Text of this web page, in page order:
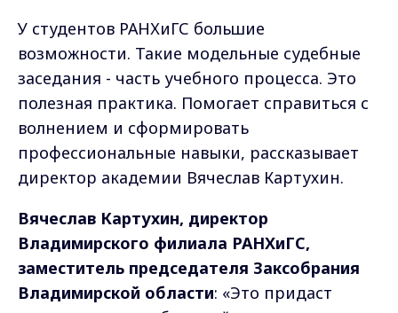
У студентов РАНХиГС большие
возможности. Такие модельные судебные
заседания - часть учебного процесса. Это
полезная практика. Помогает справиться с
волнением и сформировать
профессиональные навыки, рассказывает
директор академии Вячеслав Картухин.
Вячеслав Картухин, директор
Владимирского филиала РАНХиГС,
заместитель председателя Заксобрания
Владимирской области: «Это придаст